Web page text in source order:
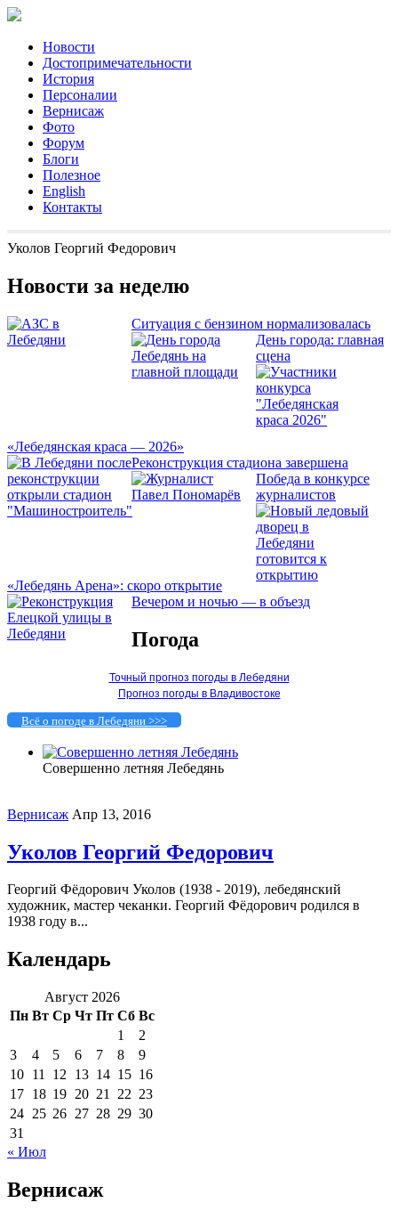
Новости
Достопримечательности
История
Персоналии
Вернисаж
Фото
Форум
Блоги
Полезное
English
Контакты
Уколов Георгий Федорович
Новости за неделю
Ситуация с бензином нормализовалась
День города: главная
сцена
«Лебедянская краса — 2026»
Реконструкция стадиона завершена
Победа в конкурсе
журналистов
«Лебедянь Арена»: скоро открытие
Вечером и ночью — в объезд
Погода
Точный прогноз погоды в Лебедяни
Прогноз погоды в Владивостоке
Всё о погоде в Лебедяни >>>
Совершенно летняя Лебедянь
Вернисаж Апр 13, 2016
Уколов Георгий Федорович
Георгий Фёдорович Уколов (1938 - 2019), лебедянский
художник, мастер чеканки. Георгий Фёдорович родился в
1938 году в...
Календарь
Август 2026
Пн Вт Ср Чт Пт Сб Вс
1
2
3
4 5 6 7 8
9
10 11 12 13 14 15 16
17 18 19 20 21 22 23
24 25 26 27 28 29 30
31
« Июл
Вернисаж